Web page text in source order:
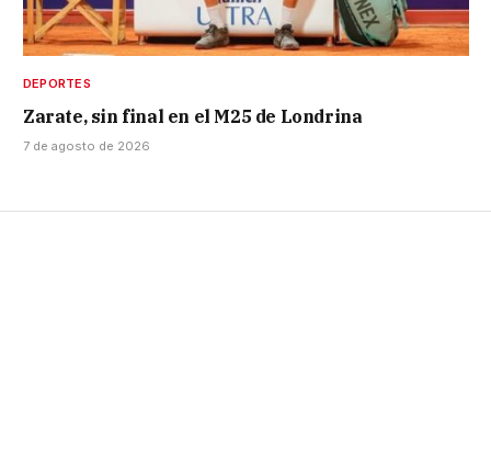
DEPORTES
Zarate, sin final en el M25 de Londrina
7 de agosto de 2026